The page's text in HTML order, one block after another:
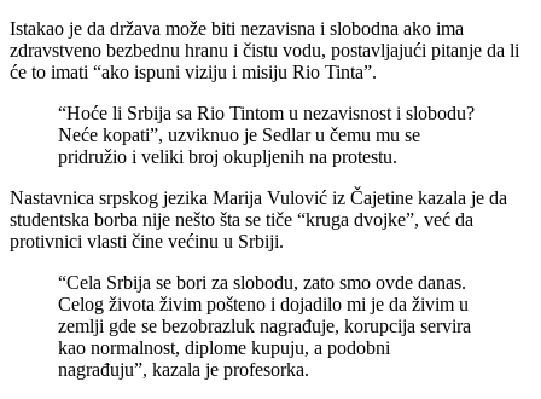
Istakao je da država može biti nezavisna i slobodna ako ima
zdravstveno bezbednu hranu i čistu vodu, postavljajući pitanje da li
će to imati “ako ispuni viziju i misiju Rio Tinta”.
“Hoće li Srbija sa Rio Tintom u nezavisnost i slobodu?
Neće kopati”, uzviknuo je Sedlar u čemu mu se
pridružio i veliki broj okupljenih na protestu.
Nastavnica srpskog jezika Marija Vulović iz Čajetine kazala je da
studentska borba nije nešto šta se tiče “kruga dvojke”, već da
protivnici vlasti čine većinu u Srbiji.
“Cela Srbija se bori za slobodu, zato smo ovde danas.
Celog života živim pošteno i dojadilo mi je da živim u
zemlji gde se bezobrazluk nagrađuje, korupcija servira
kao normalnost, diplome kupuju, a podobni
nagrađuju”, kazala je profesorka.